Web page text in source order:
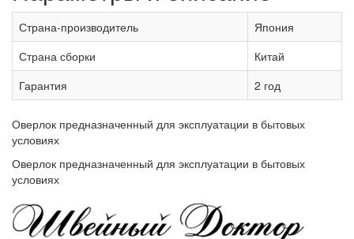
Страна-производитель
Япония
Страна сборки
Китай
Гарантия
2 год
Оверлок предназначенный для эксплуатации в бытовых
условиях
Оверлок предназначенный для эксплуатации в бытовых
условиях